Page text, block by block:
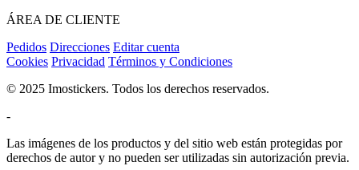
ÁREA DE CLIENTE
Pedidos Direcciones Editar cuenta
Cookies Privacidad Términos y Condiciones
© 2025 Imostickers. Todos los derechos reservados.
-
Las imágenes de los productos y del sitio web están protegidas por
derechos de autor y no pueden ser utilizadas sin autorización previa.